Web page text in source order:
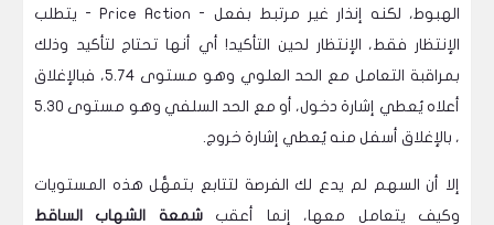
الهبوط، لكنه إنذار غير مرتبط بفعل - Price Action - يتطلب
الإنتظار فقط، الإنتظار لحين التأكيد! أي أنها تحتاج لتأكيد وذلك
بمراقبة التعامل مع الحد العلوي وهو مستوى 5.74، فبالإغلاق
أعلاه يُعطي إشارة دخول، أو مع الحد السلفي وهو مستوى 5.30
، بالإغلاق أسفل منه يُعطي إشارة خروج.
إلا أن السهم لم يدع لك الفرصة لتتابع بتمهُّل هذه المستويات
وكيف يتعامل معها، إنما أعقبشمعة الشهاب الساقط